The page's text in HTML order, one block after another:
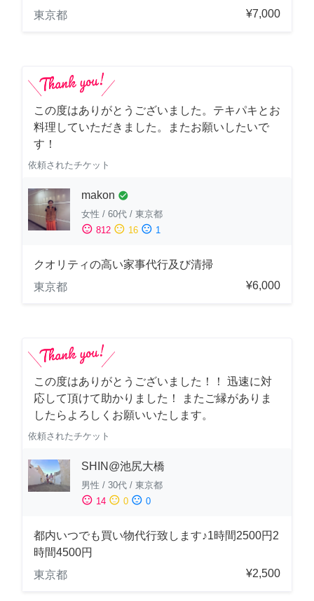
東京都
¥7,000
この度はありがとうございました。テキパキとお
料理していただきました。またお願いしたいで
す！
依頼されたチケット
makon check_circle
女性 / 60代 / 東京都
sentiment_satisfied 812 sentiment_neutral 16 sentiment_dissatisfied 1
クオリティの高い家事代行及び清掃
東京都
¥6,000
この度はありがとうございました！！ 迅速に対
応して頂けて助かりました！ またご縁がありま
したらよろしくお願いいたします。
依頼されたチケット
SHIN@池尻大橋
男性 / 30代 / 東京都
sentiment_satisfied 14 sentiment_neutral 0 sentiment_dissatisfied 0
都内いつでも買い物代行致します♪1時間2500円2
時間4500円
東京都
¥2,500